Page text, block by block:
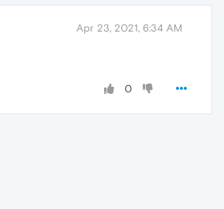
Apr 23, 2021, 6:34 AM
0